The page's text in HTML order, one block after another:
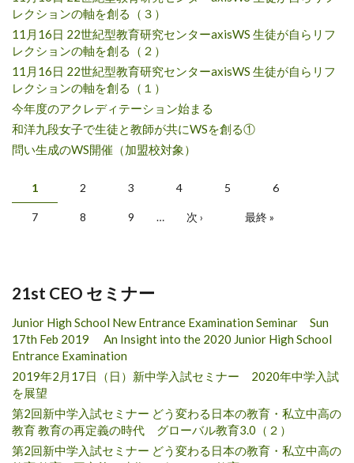
レクションの軸を創る（３）
11月16日 22世紀型教育研究センターaxisWS 生徒が自らリフ
レクションの軸を創る（２）
11月16日 22世紀型教育研究センターaxisWS 生徒が自らリフ
レクションの軸を創る（１）
今年度のアクレディテーション始まる
和洋九段女子で生徒と教師が共にWSを創る①
問い生成のWS開催（加盟校対象）
ページ
1 2 3 4 5 6
7 8 9 … 次 › 最終 »
21st CEO セミナー
Junior High School New Entrance Examination Seminar Sun
17th Feb 2019 An Insight into the 2020 Junior High School
Entrance Examination
2019年2月17日（日）新中学入試セミナー 2020年中学入試
を展望
第2回新中学入試セミナー どう変わる日本の教育・私立中高の
教育 教育の再定義の時代 グローバル教育3.0（２）
第2回新中学入試セミナー どう変わる日本の教育・私立中高の